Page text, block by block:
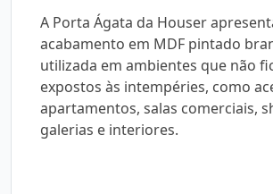
A Porta Ágata da Houser
acabamento em MDF pintado
utilizada em ambientes que não
expostos às intempéries, como
apartamentos, salas comerciais,
galerias e interiores.